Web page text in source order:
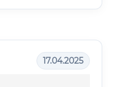
17.04.2025